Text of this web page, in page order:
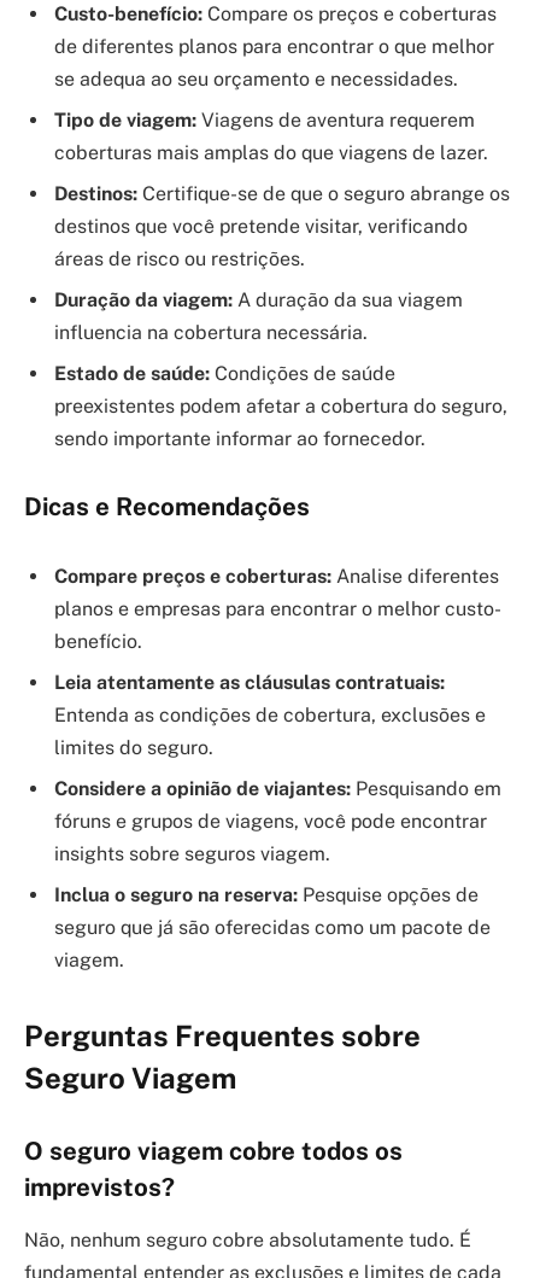
Custo-benefício: Compare os preços e coberturas
de diferentes planos para encontrar o que melhor
se adequa ao seu orçamento e necessidades.
Tipo de viagem: Viagens de aventura requerem
coberturas mais amplas do que viagens de lazer.
Destinos: Certifique-se de que o seguro abrange os
destinos que você pretende visitar, verificando
áreas de risco ou restrições.
Duração da viagem: A duração da sua viagem
influencia na cobertura necessária.
Estado de saúde: Condições de saúde
preexistentes podem afetar a cobertura do seguro,
sendo importante informar ao fornecedor.
Dicas e Recomendações
Compare preços e coberturas: Analise diferentes
planos e empresas para encontrar o melhor custo-
benefício.
Leia atentamente as cláusulas contratuais:
Entenda as condições de cobertura, exclusões e
limites do seguro.
Considere a opinião de viajantes: Pesquisando em
fóruns e grupos de viagens, você pode encontrar
insights sobre seguros viagem.
Inclua o seguro na reserva: Pesquise opções de
seguro que já são oferecidas como um pacote de
viagem.
Perguntas Frequentes sobre
Seguro Viagem
O seguro viagem cobre todos os
imprevistos?
Não, nenhum seguro cobre absolutamente tudo. É
fundamental entender as exclusões e limites de cada